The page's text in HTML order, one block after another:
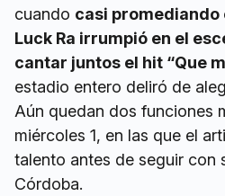
cuando casi
Luck Ra irrumpió en el
cantar juntos el hit “Que
estadio entero deliró de
Aún quedan dos funciones
miércoles 1, en las que el
talento antes de seguir con
Córdoba.